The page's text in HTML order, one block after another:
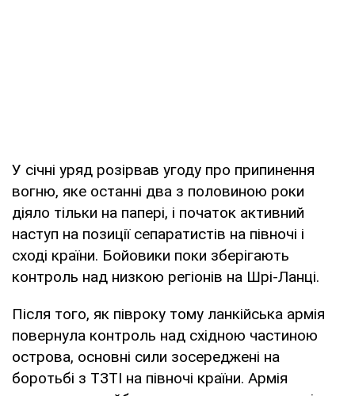
У січні уряд розірвав угоду про припинення
вогню, яке останні два з половиною роки
діяло тільки на папері, і початок активний
наступ на позиції сепаратистів на півночі і
сході країни. Бойовики поки зберігають
контроль над низкою регіонів на Шрі-Ланці.
Після того, як півроку тому ланкійська армія
повернула контроль над східною частиною
острова, основні сили зосереджені на
боротьбі з ТЗТІ на півночі країни. Армія